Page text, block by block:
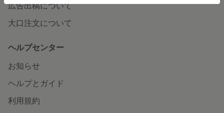
広告出稿について
大口注文について
ヘルプセンター
お知らせ
ヘルプとガイド
利用規約